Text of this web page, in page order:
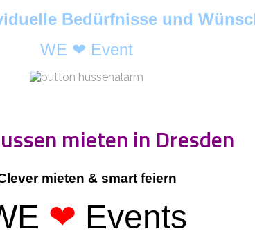
Bedürfnisse und
WE ❤ Event
mieten in Dresden
mieten & smart feiern
❤ Events